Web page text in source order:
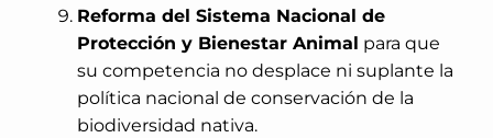
Reforma del Sistema Nacional de
Protección y Bienestar Animal para que
su competencia no desplace ni suplante la
política nacional de conservación de la
biodiversidad nativa.